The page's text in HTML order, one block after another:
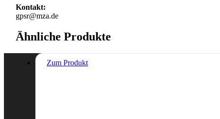
Kontakt:
gpsr@mza.de
Ähnliche Produkte
Zum Produkt